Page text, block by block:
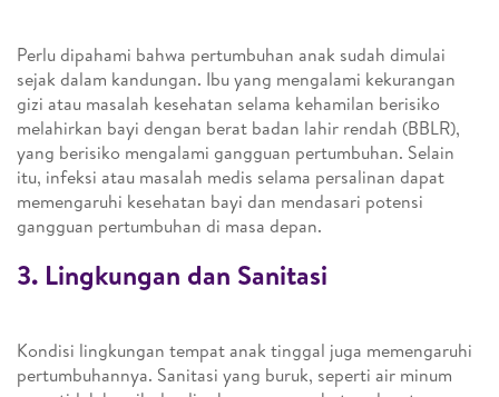
Perlu dipahami bahwa pertumbuhan anak sudah dimulai
sejak dalam kandungan. Ibu yang mengalami kekurangan
gizi atau masalah kesehatan selama kehamilan berisiko
melahirkan bayi dengan berat badan lahir rendah (BBLR),
yang berisiko mengalami gangguan pertumbuhan. Selain
itu, infeksi atau masalah medis selama persalinan dapat
memengaruhi kesehatan bayi dan mendasari potensi
gangguan pertumbuhan di masa depan.
3. Lingkungan dan Sanitasi
Kondisi lingkungan tempat anak tinggal juga memengaruhi
pertumbuhannya. Sanitasi yang buruk, seperti air minum